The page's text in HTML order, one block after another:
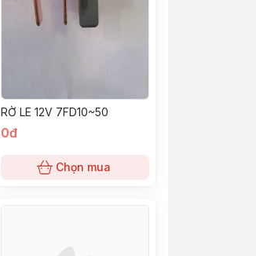
RỜ LE 12V 7FD10~50
0đ
Chọn mua